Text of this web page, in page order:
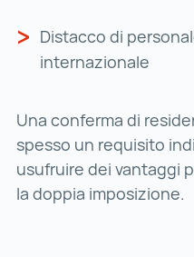
Distacco di
internazionale
Una conferma di
spesso un requisito
usufruire dei vantaggi
la doppia imposizione.